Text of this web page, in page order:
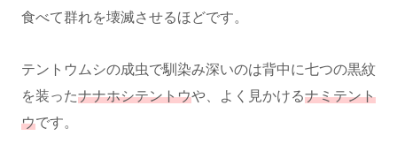
食べて群れを壊滅させるほどです。
テントウムシの成虫で馴染み深いのは背中に七つの黒紋
を装ったナナホシテントウや、よく見かけるナミテント
ウです。